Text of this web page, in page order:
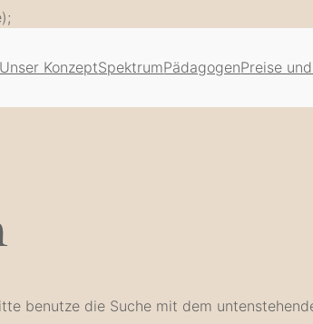
springen
Unser KonzeptSpektrumPädagogenPreise
benutze die Suche mit dem